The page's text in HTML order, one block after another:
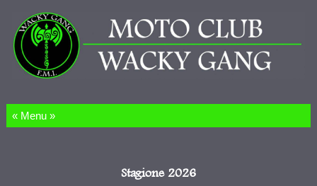
Salta al contenuto
Stagione 2026